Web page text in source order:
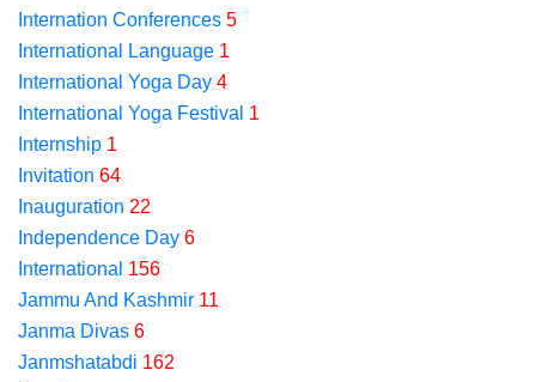
Internation Conferences 5
International Language 1
International Yoga Day 4
International Yoga Festival 1
Internship 1
Invitation 64
Inauguration 22
Independence Day 6
International 156
Jammu And Kashmir 11
Janma Divas 6
Janmshatabdi 162